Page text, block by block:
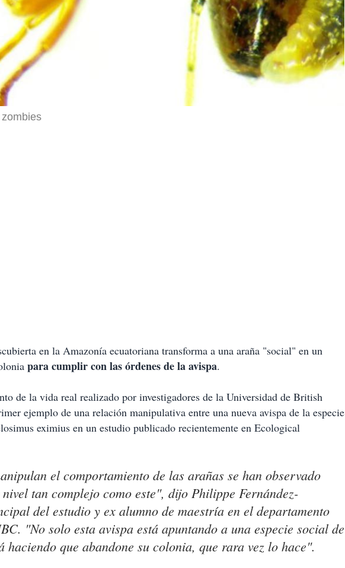
en la Amazonía ecuatoriana transforma a una araña "social" en un
para cumplir con las órdenes de la avispa.
de la vida real realizado por investigadores de la Universidad de British
ejemplo de una relación manipulativa entre una nueva avispa de la especie
eximius en un estudio publicado recientemente en Ecological
el comportamiento de las arañas se han observado
tan complejo como este", dijo Philippe Fernández-
del estudio y ex alumno de maestría en el departamento
"No solo esta avispa está apuntando a una especie social de
haciendo que abandone su colonia, que rara vez lo hace".